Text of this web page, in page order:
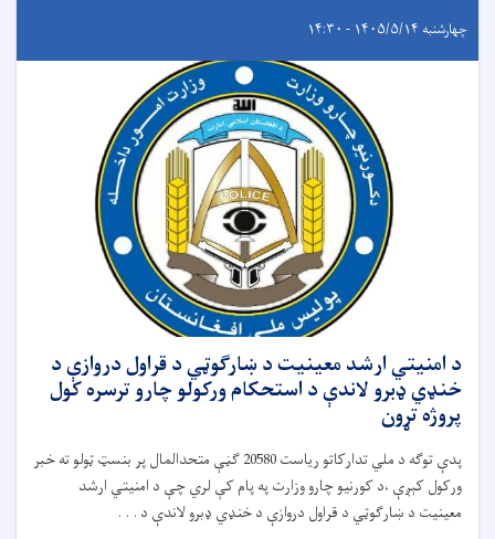
چهارشنبه ۱۴۰۵/۵/۱۴ - ۱۴:۳۰
د امنیتي ارشد معینیت د ښارګوټي د قراول دروازې د
خنډي ډبرو لاندې د استحکام ورکولو چارو ترسره کول
پروژه تړون
پدې توګه د ملي تدارکاتو ریاست 20580 ګڼې متحدالمال پر بنسټ ټولو ته خبر
ورکول کېږې ،د کورنیو چارو وزارت په پام کې لري چې د امنیتي ارشد
معینیت د ښارګوټي د قراول دروازې د خنډي ډبرو لاندې د . . .